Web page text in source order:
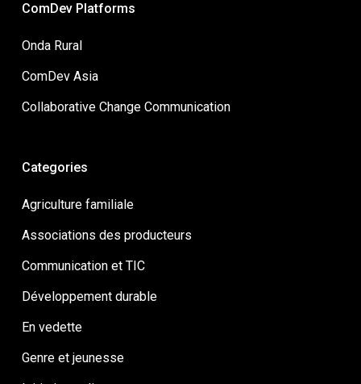
ComDev Platforms
Onda Rural
ComDev Asia
Collaborative Change Communication
Categories
Agriculture familiale
Associations des producteurs
Communication et TIC
Développement durable
En vedette
Genre et jeunesse